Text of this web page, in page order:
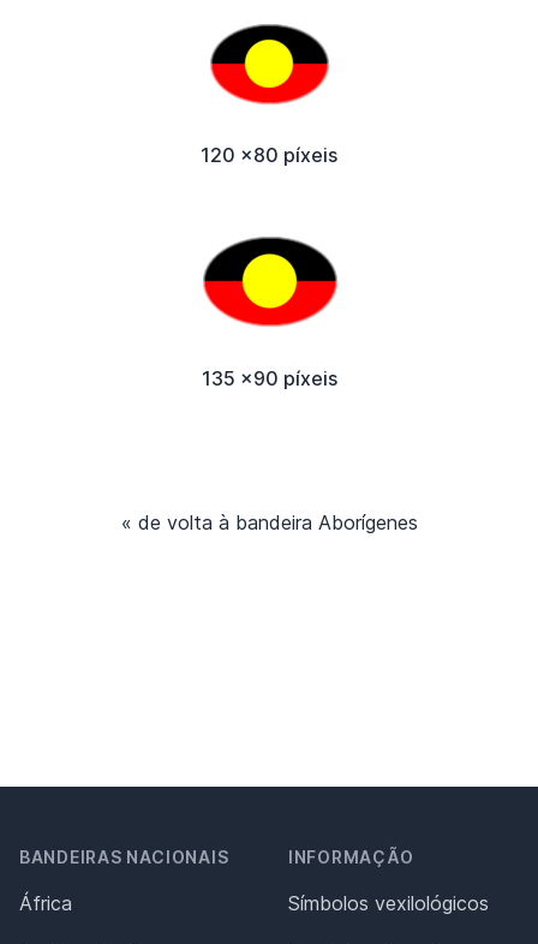
120 x80 píxeis
135 x90 píxeis
« de volta à bandeira Aborígenes
BANDEIRAS NACIONAIS
África
INFORMAÇÃO
Símbolos vexilológicos